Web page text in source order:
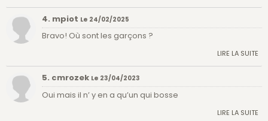
4. mpiot Le 24/02/2025
Bravo! Où sont les garçons ?
LIRE LA SUITE
5. cmrozek Le 23/04/2023
Oui mais il n’ y en a qu’un qui bosse
LIRE LA SUITE